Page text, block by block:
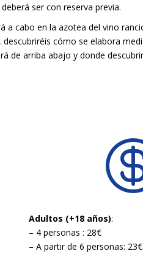
ser con reserva previa.
a cabo en la azotea del vino
descubriréis cómo se elabora
de arriba abajo y donde
Adultos (+18 años):
– 4 personas : 28€
– A partir de 6 personas: 23€